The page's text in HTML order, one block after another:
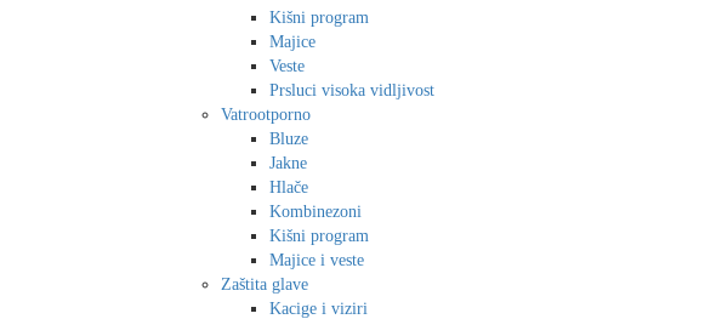
Kišni program
Majice
Veste
Prsluci visoka vidljivost
Vatrootporno
Bluze
Jakne
Hlače
Kombinezoni
Kišni program
Majice i veste
Zaštita glave
Kacige i viziri